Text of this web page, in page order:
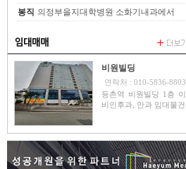
선생님을 정중하게 모십니다.
봉직 의정부을지대학병원 소화기내과에서
비원빌딩
연락처 : 010-5836-8803
등촌역 비원빌딩 1층 이
비인후과, 안과 임대물건